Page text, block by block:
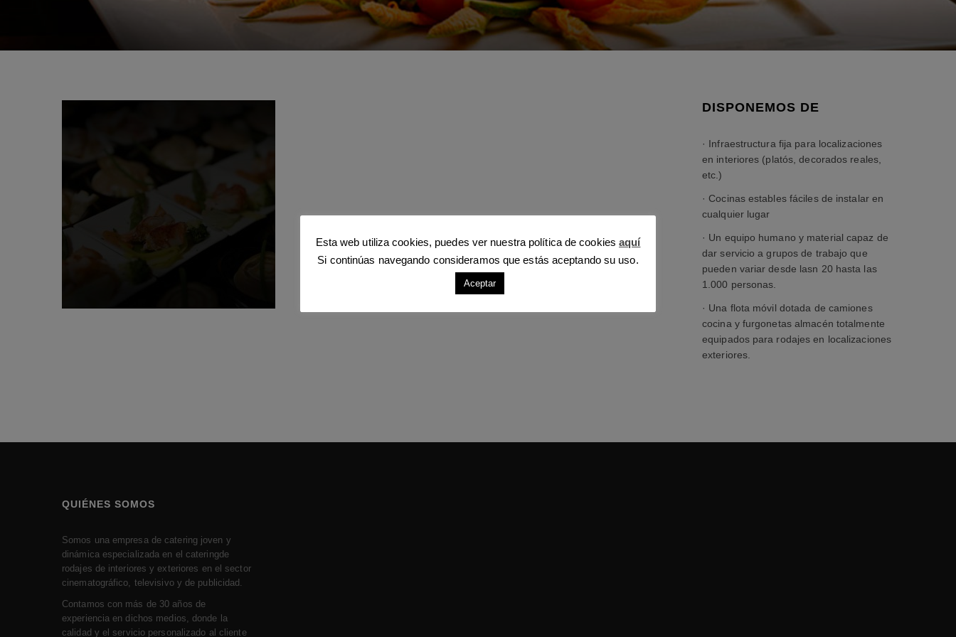
DISPONEMOS DE
· Infraestructura fija para localizaciones
en interiores (platós, decorados reales,
etc.)
· Cocinas estables fáciles de instalar en
cualquier lugar
· Un equipo humano y material capaz de
dar servicio a grupos de trabajo que
pueden variar desde lasn 20 hasta las
1.000 personas.
· Una flota móvil dotada de camiones
cocina y furgonetas almacén totalmente
equipados para rodajes en localizaciones
exteriores.
QUIÉNES SOMOS
Somos una empresa de catering joven y
dinámica especializada en el cateringde
rodajes de interiores y exteriores en el sector
cinematográfico, televisivo y de publicidad.
Contamos con más de 30 años de
experiencia en dichos medios, donde la
calidad y el servicio personalizado al cliente
Esta web utiliza cookies, puedes ver nuestra política de cookiesaquí
Si continúas navegando consideramos que estás aceptando su uso.
Aceptar